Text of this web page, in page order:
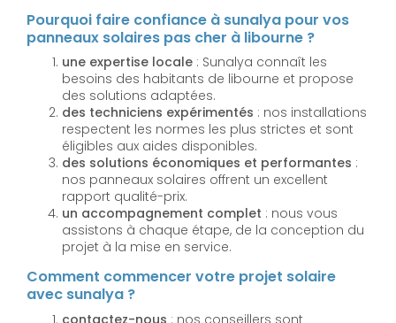
Pourquoi faire confiance à sunalya pour vos
panneaux solaires pas cher à libourne ?
une expertise locale : Sunalya connaît les
besoins des habitants de libourne et propose
des solutions adaptées.
des techniciens expérimentés : nos installations
respectent les normes les plus strictes et sont
éligibles aux aides disponibles.
des solutions économiques et performantes :
nos panneaux solaires offrent un excellent
rapport qualité-prix.
un accompagnement complet : nous vous
assistons à chaque étape, de la conception du
projet à la mise en service.
Comment commencer votre projet solaire
avec sunalya ?
contactez-nous : nos conseillers sont